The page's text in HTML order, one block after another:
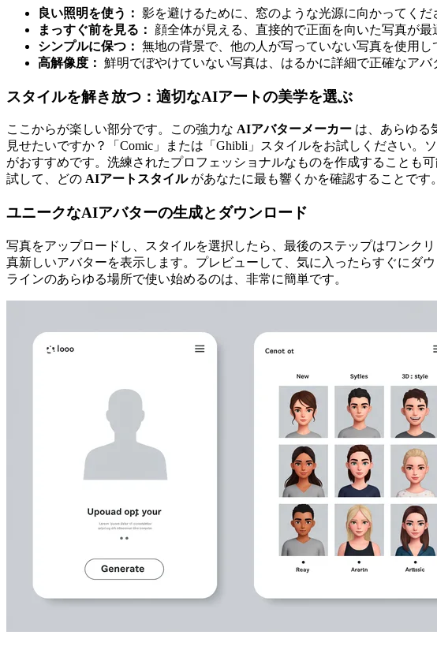
良い照明を使う： 影を避けるために、窓のような光源に向かってくだ
まっすぐ前を見る：
顔全体が見える、直接的で正面を向いた写真が最
シンプルに保つ： 無地の背景で、他の人が写っていない写真を使用
高解像度： 鮮明でぼやけていない写真は、はるかに詳細で正確なアバ
スタイルを解き放つ：適切なAIアートの美学を選ぶ
ここからが楽しい部分です。この強力な AIアバターメーカー は、あらゆる
見せたいですか？「Comic」または「Ghibli」スタイルをお試しください。
がおすすめです。洗練されたプロフェッショナルなものを作成することも
試して、どの AIアートスタイルがあなたに最も響くかを確認することです
ユニークなAIアバターの生成とダウンロード
写真をアップロードし、スタイルを選択したら、最後のステップはワンク
真新しいアバターを表示します。プレビューして、気に入ったらすぐにダ
ラインのあらゆる場所で使い始めるのは、非常に簡単です。